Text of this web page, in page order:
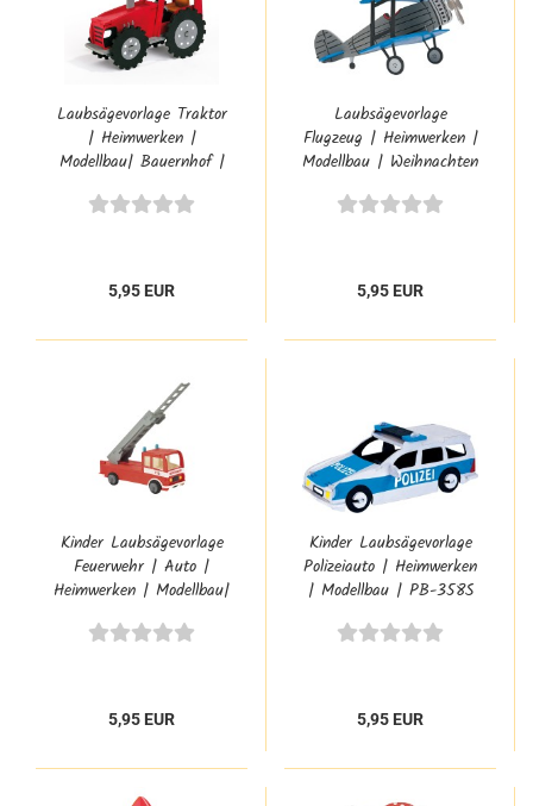
Laubsägevorlage Traktor
| Heimwerken |
Modellbau| Bauernhof |
5,95 EUR
Laubsägevorlage
Flugzeug | Heimwerken |
Modellbau | Weihnachten
5,95 EUR
Kinder Laubsägevorlage
Feuerwehr | Auto |
Heimwerken | Modellbau|
5,95 EUR
Kinder Laubsägevorlage
Polizeiauto | Heimwerken
| Modellbau | PB-358S
5,95 EUR